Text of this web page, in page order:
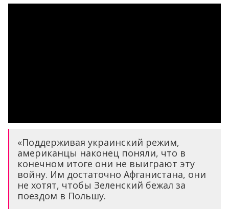
«Поддерживая украинский режим,
американцы наконец поняли, что в
конечном итоге они не выиграют эту
войну. Им достаточно Афганистана, они
не хотят, чтобы Зеленский бежал за
поездом в Польшу.